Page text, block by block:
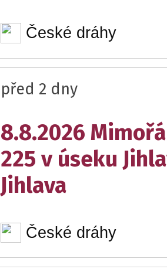
České dráhy
před 2 dny
8.8.2026
225 v úseku
Jihlava
České dráhy